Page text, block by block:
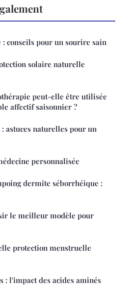
conseils pour un sourire sain
solaire naturelle
peut-elle être utilisée
affectif saisonnier ?
astuces naturelles pour un
personnalisée
dermite séborrhéique :
le meilleur modèle pour
protection menstruelle
: l'impact des acides aminés